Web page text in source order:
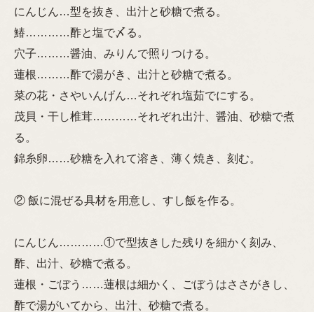
にんじん…型を抜き、出汁と砂糖で煮る。
鰆…………酢と塩で〆る。
穴子………醤油、みりんで照りつける。
蓮根………酢で湯がき、出汁と砂糖で煮る。
菜の花・さやいんげん…それぞれ塩茹でにする。
茂貝・干し椎茸…………それぞれ出汁、醤油、砂糖で煮
る。
錦糸卵……砂糖を入れて溶き、薄く焼き、刻む。
② 飯に混ぜる具材を用意し、すし飯を作る。
にんじん…………①で型抜きした残りを細かく刻み、
酢、出汁、砂糖で煮る。
蓮根・ごぼう……蓮根は細かく、ごぼうはささがきし、
酢で湯がいてから、出汁、砂糖で煮る。